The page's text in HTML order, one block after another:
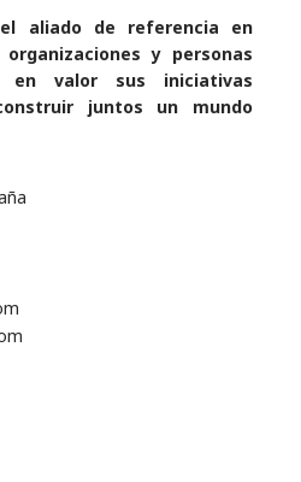
el aliado de referencia en
y personas
en valor sus iniciativas
juntos un mundo